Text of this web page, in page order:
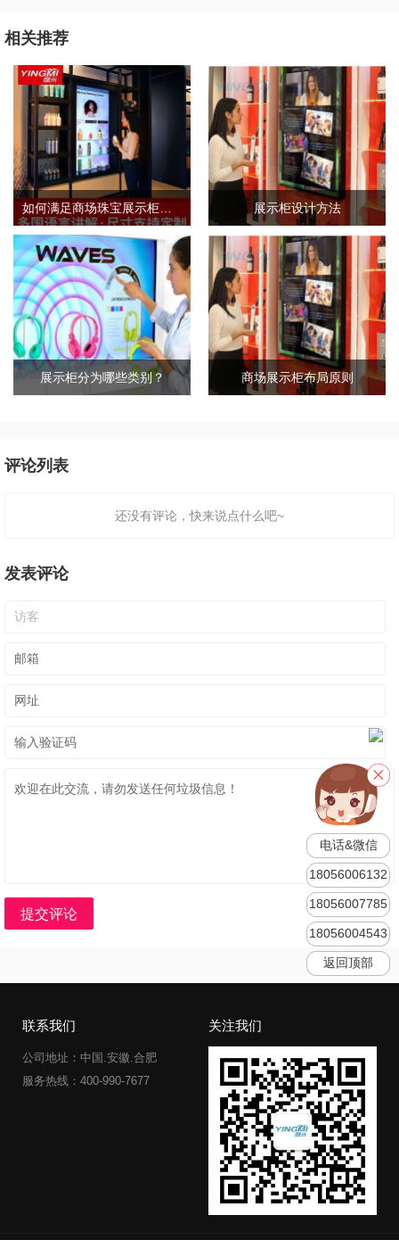
相关推荐
展示柜设计方法
展示柜分为哪些类别？ 商场展示柜布局原则
评论列表
还没有评论，快来说点什么吧~
发表评论
提交评论
联系我们
公司地址：中国.安徽.合肥
服务热线：400-990-7677
关注我们
电话&微信
18056006132
18056007785
18056004543
返回顶部